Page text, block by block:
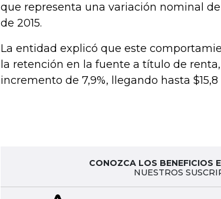
que representa una variación nominal
de 2015.
La entidad explicó que este
la retención en la fuente a título de
incremento de 7,9%, llegando hasta $15,8
CONOZCA LOS BENEFICIOS
NUESTROS